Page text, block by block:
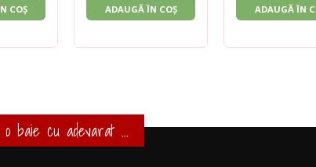
COȘ ADAUGĂ ÎN COȘ ADAUGĂ ÎN
baie cu adevarat ...